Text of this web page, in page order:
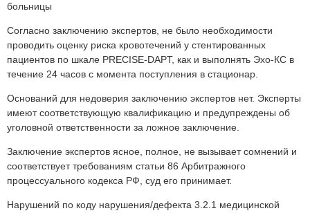
больницы
Согласно заключению экспертов, не было необходимости
проводить оценку риска кровотечений у стентированных
пациентов по шкале PRECISE-DAPT, как и выполнять Эхо-КС в
течение 24 часов с момента поступления в стационар.
Оснований для недоверия заключению экспертов нет. Эксперты
имеют соответствующую квалификацию и предупреждены об
уголовной ответственности за ложное заключение.
Заключение экспертов ясное, полное, не вызывает сомнений и
соответствует требованиям статьи 86 Арбитражного
процессуального кодекса РФ, суд его принимает.
Нарушений по коду нарушения/дефекта 3.2.1 медицинской